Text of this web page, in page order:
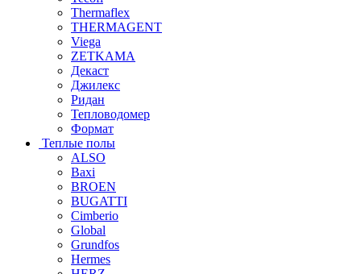
Thermaflex
THERMAGENT
Viega
ZETKAMA
Декаст
Джилекс
Ридан
Тепловодомер
Формат
Теплые полы
ALSO
Baxi
BROEN
BUGATTI
Cimberio
Global
Grundfos
Hermes